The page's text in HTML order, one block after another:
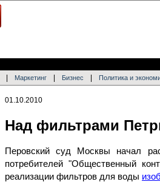
Маркетинг Бизнес Политика и
01.10.2010
Над фильтрами
Перовский суд Москвы начал
потребителей "Общественный
реализации фильтров для воды